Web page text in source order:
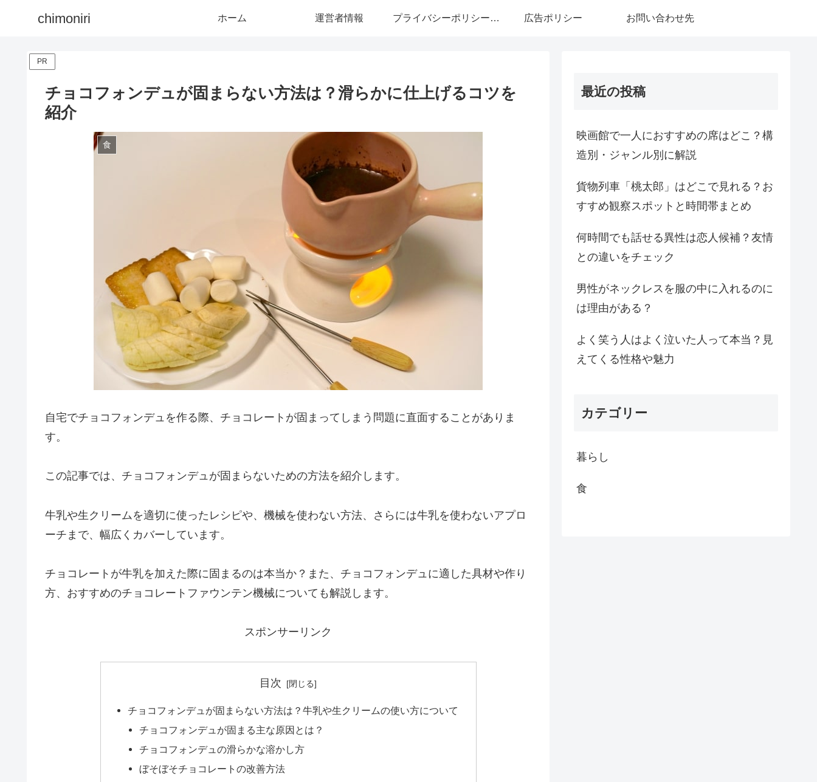
chimoniri ホーム 運営者情報 プライバシーポリシー・免責事項 広告ポリシー お問い合わせ先
PR
チョコフォンデュが固まらない方法は？滑らかに仕上げるコツを
紹介
食
自宅でチョコフォンデュを作る際、チョコレートが固まってしまう問題に直面することがありま
す。
この記事では、チョコフォンデュが固まらないための方法を紹介します。
牛乳や生クリームを適切に使ったレシピや、機械を使わない方法、さらには牛乳を使わないアプロ
ーチまで、幅広くカバーしています。
チョコレートが牛乳を加えた際に固まるのは本当か？また、チョコフォンデュに適した具材や作り
方、おすすめのチョコレートファウンテン機械についても解説します。
スポンサーリンク
目次
チョコフォンデュが固まらない方法は？牛乳や生クリームの使い方について
チョコフォンデュが固まる主な原因とは？
チョコフォンデュの滑らかな溶かし方
ぼそぼそチョコレートの改善方法
最近の投稿
映画館で一人におすすめの席はどこ？構
造別・ジャンル別に解説
貨物列車「桃太郎」はどこで見れる？お
すすめ観察スポットと時間帯まとめ
何時間でも話せる異性は恋人候補？友情
との違いをチェック
男性がネックレスを服の中に入れるのに
は理由がある？
よく笑う人はよく泣いた人って本当？見
えてくる性格や魅力
カテゴリー
暮らし
食